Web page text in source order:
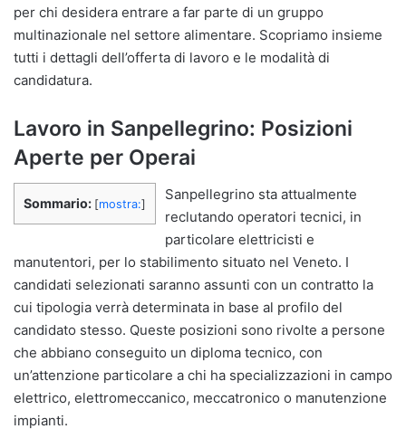
per chi desidera entrare a far parte di un gruppo
multinazionale nel settore alimentare. Scopriamo insieme
tutti i dettagli dell’offerta di lavoro e le modalità di
candidatura.
Lavoro in Sanpellegrino: Posizioni
Aperte per Operai
Sommario: [mostra:]
Sanpellegrino sta attualmente
reclutando operatori tecnici, in
particolare elettricisti e
manutentori, per lo stabilimento situato nel Veneto. I
candidati selezionati saranno assunti con un contratto la
cui tipologia verrà determinata in base al profilo del
candidato stesso. Queste posizioni sono rivolte a persone
che abbiano conseguito un diploma tecnico, con
un’attenzione particolare a chi ha specializzazioni in campo
elettrico, elettromeccanico, meccatronico o manutenzione
impianti.